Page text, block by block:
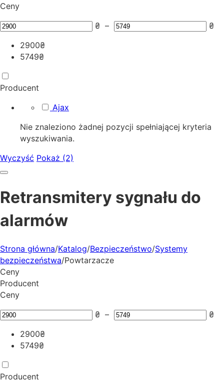
Ceny
₴ –
₴
2900₴
5749₴
Producent
Ajax
Nie znaleziono żadnej pozycji spełniającej kryteria
wyszukiwania.
Wyczyść Pokaż (2)
Retransmitery sygnału do
alarmów
Strona główna/Katalog/Bezpieczeństwo/Systemy
bezpieczeństwa/Powtarzacze
Ceny
Producent
Ceny
₴ –
₴
2900₴
5749₴
Producent